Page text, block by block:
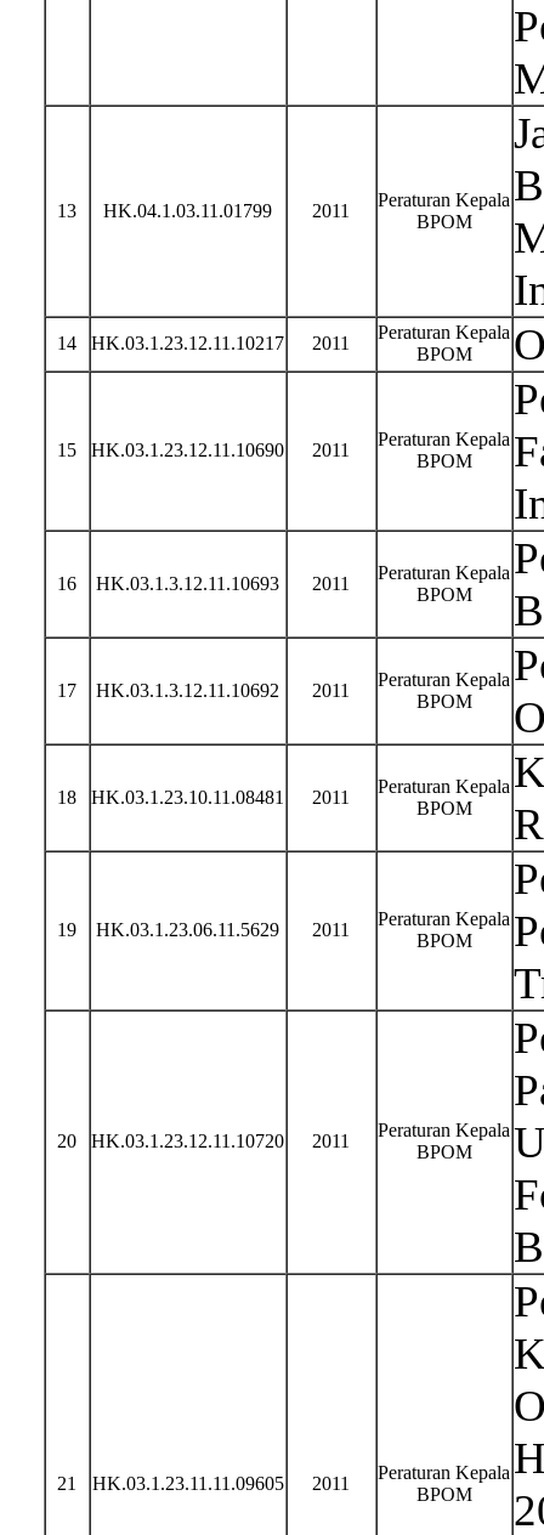
13 HK.04.1.03.11.01799 2011
Peraturan Kepala
BPOM
14 HK.03.1.23.12.11.10217 2011
Peraturan Kepala
BPOM
15 HK.03.1.23.12.11.10690 2011
Peraturan Kepala
BPOM
16 HK.03.1.3.12.11.10693 2011
Peraturan Kepala
BPOM
17 HK.03.1.3.12.11.10692 2011
Peraturan Kepala
BPOM
18 HK.03.1.23.10.11.08481 2011
Peraturan Kepala
BPOM
19 HK.03.1.23.06.11.5629 2011
Peraturan Kepala
BPOM
20 HK.03.1.23.12.11.10720 2011
Peraturan Kepala
BPOM
21 HK.03.1.23.11.11.09605 2011
Peraturan Kepala
BPOM